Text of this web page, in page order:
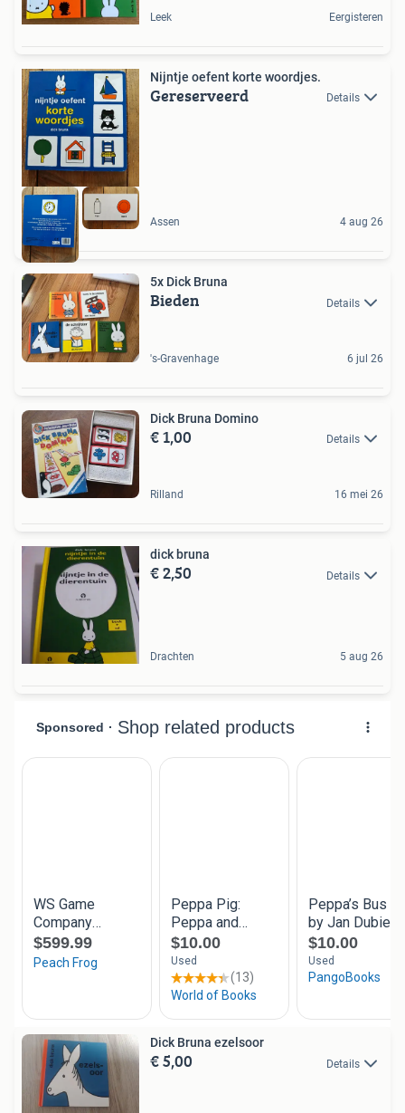
Leek Eergisteren
Nijntje oefent korte woordjes.
Gereserveerd Details
Assen 4 aug 26
5x Dick Bruna
Bieden Details
's-Gravenhage 6 jul 26
Dick Bruna Domino
€ 1,00 Details
Rilland 16 mei 26
dick bruna
€ 2,50 Details
Drachten 5 aug 26
Dick Bruna ezelsoor
€ 5,00 Details